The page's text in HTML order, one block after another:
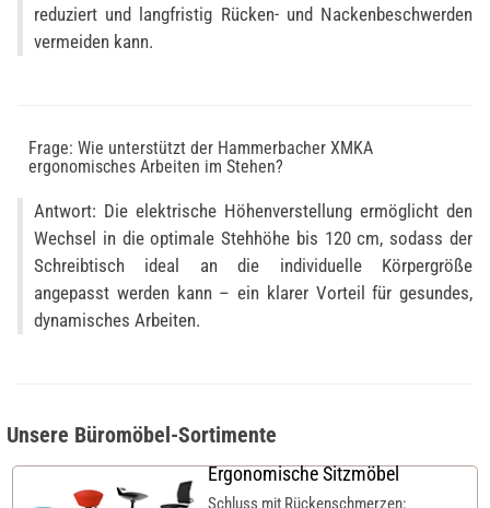
reduziert und langfristig Rücken- und Nackenbeschwerden
vermeiden kann.
Frage: Wie unterstützt der Hammerbacher XMKA
ergonomisches Arbeiten im Stehen?
Antwort: Die elektrische Höhenverstellung ermöglicht den
Wechsel in die optimale Stehhöhe bis 120 cm, sodass der
Schreibtisch ideal an die individuelle Körpergröße
angepasst werden kann – ein klarer Vorteil für gesundes,
dynamisches Arbeiten.
Unsere Büromöbel-Sortimente
Ergonomische Sitzmöbel
Schluss mit Rückenschmerzen: